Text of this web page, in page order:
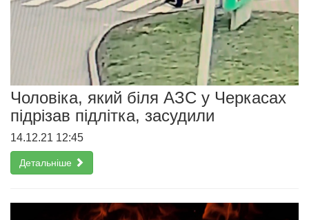
Чоловіка, який біля АЗС у Черкасах
підрізав підлітка, засудили
14.12.21 12:45
Детальніше